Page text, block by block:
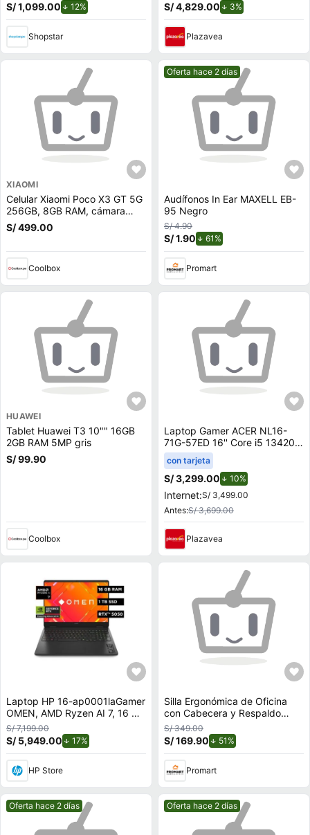
S/ 1,099.00 12%
Shopstar
S/ 4,829.00 3%
Plazavea
XIAOMI
Celular Xiaomi Poco X3 GT 5G
256GB, 8GB RAM, cámara
trasera 64MP y frontal 16MP,
6.6"", negro
S/ 499.00
Coolbox
Mejor precio.
Oferta hace 2 días
Audífonos In Ear MAXELL EB-
95 Negro
S/ 4.90
S/ 1.90 61%
Promart
HUAWEI
Tablet Huawei T3 10"" 16GB
2GB RAM 5MP gris
S/ 99.90
Coolbox
Laptop Gamer ACER NL16-
71G-57ED 16'' Core i5 13420H
16GB 512GB SSD RTX 4050
6GB
con tarjeta
S/ 3,299.00 10%
Internet:S/ 3,499.00
Antes:S/ 3,699.00
Plazavea
Laptop HP 16-ap0001laGamer
OMEN, AMD Ryzen AI 7, 16 GB
RAM, NVIDIA GeForce RTX
5050, 1 TB SSD, 16"" 2K 144
Hz, Windows 11 Home
S/ 7,199.00
S/ 5,949.00 17%
HP Store
Silla Ergonómica de Oficina
con Cabecera y Respaldo
Regulables
S/ 349.00
S/ 169.90 51%
Promart
Mejor precio.
Oferta hace 2 días Mejor precio.
Oferta hace 2 días